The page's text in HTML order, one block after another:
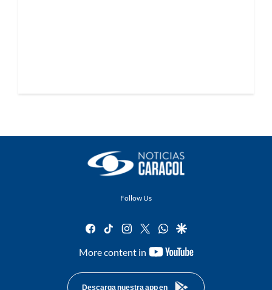
Follow Us
facebook
tiktok instagram
twitterwhatsapp
google
More content in
youtube-
Descarga nuestra app en